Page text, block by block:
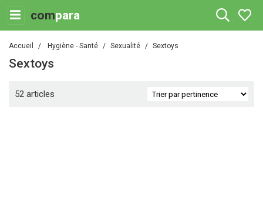
compara
Accueil Hygiène - Santé Sexualité Sextoys
Sextoys
52 articles